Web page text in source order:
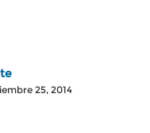
25, 2014